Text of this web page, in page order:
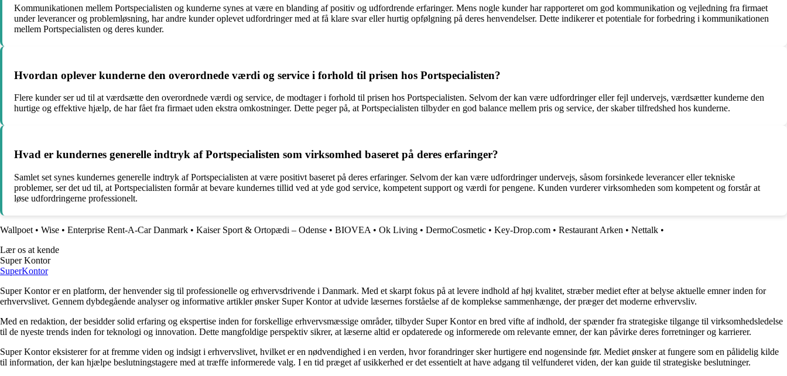
Kommunikationen mellem Portspecialisten og kunderne synes at være en blanding af positiv og udfordrende erfaringer. Mens nogle kunder har rapporteret om god kommunikation og vejledning fra firmaet
under leverancer og problemløsning, har andre kunder oplevet udfordringer med at få klare svar eller hurtig opfølgning på deres henvendelser. Dette indikerer et potentiale for forbedring i kommunikationen
mellem Portspecialisten og deres kunder.
Hvordan oplever kunderne den overordnede værdi og service i forhold til prisen hos Portspecialisten?
Flere kunder ser ud til at værdsætte den overordnede værdi og service, de modtager i forhold til prisen hos Portspecialisten. Selvom der kan være udfordringer eller fejl undervejs, værdsætter kunderne den
hurtige og effektive hjælp, de har fået fra firmaet uden ekstra omkostninger. Dette peger på, at Portspecialisten tilbyder en god balance mellem pris og service, der skaber tilfredshed hos kunderne.
Hvad er kundernes generelle indtryk af Portspecialisten som virksomhed baseret på deres erfaringer?
Samlet set synes kundernes generelle indtryk af Portspecialisten at være positivt baseret på deres erfaringer. Selvom der kan være udfordringer undervejs, såsom forsinkede leverancer eller tekniske
problemer, ser det ud til, at Portspecialisten formår at bevare kundernes tillid ved at yde god service, kompetent support og værdi for pengene. Kunden vurderer virksomheden som kompetent og forstår at
løse udfordringerne professionelt.
Wallpoet • Wise • Enterprise Rent-A-Car Danmark • Kaiser Sport & Ortopædi – Odense • BIOVEA • Ok Living • DermoCosmetic • Key-Drop.com • Restaurant Arken • Nettalk •
Lær os at kende
Super Kontor
SuperKontor
Super Kontor er en platform, der henvender sig til professionelle og erhvervsdrivende i Danmark. Med et skarpt fokus på at levere indhold af høj kvalitet, stræber mediet efter at belyse aktuelle emner inden for
erhvervslivet. Gennem dybdegående analyser og informative artikler ønsker Super Kontor at udvide læsernes forståelse af de komplekse sammenhænge, der præger det moderne erhvervsliv.
Med en redaktion, der besidder solid erfaring og ekspertise inden for forskellige erhvervsmæssige områder, tilbyder Super Kontor en bred vifte af indhold, der spænder fra strategiske tilgange til virksomhedsledelse
til de nyeste trends inden for teknologi og innovation. Dette mangfoldige perspektiv sikrer, at læserne altid er opdaterede og informerede om relevante emner, der kan påvirke deres forretninger og karrierer.
Super Kontor eksisterer for at fremme viden og indsigt i erhvervslivet, hvilket er en nødvendighed i en verden, hvor forandringer sker hurtigere end nogensinde før. Mediet ønsker at fungere som en pålidelig kilde
til information, der kan hjælpe beslutningstagere med at træffe informerede valg. I en tid præget af usikkerhed er det essentielt at have adgang til velfunderet viden, der kan guide til strategiske beslutninger.